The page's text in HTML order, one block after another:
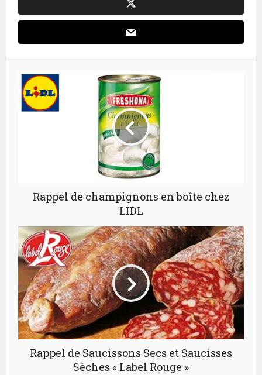
Rappel de champignons en boîte chez
LIDL
Rappel de Saucissons Secs et Saucisses
Sèches « Label Rouge »